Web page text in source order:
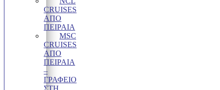
CRUISES
ΑΠΌ
ΠΕΙΡΑΙΆ
MSC
CRUISES
ΑΠΟ
ΠΕΙΡΑΙΑ
–
ΓΡΑΦΕΊΟ
ΣΤΗ